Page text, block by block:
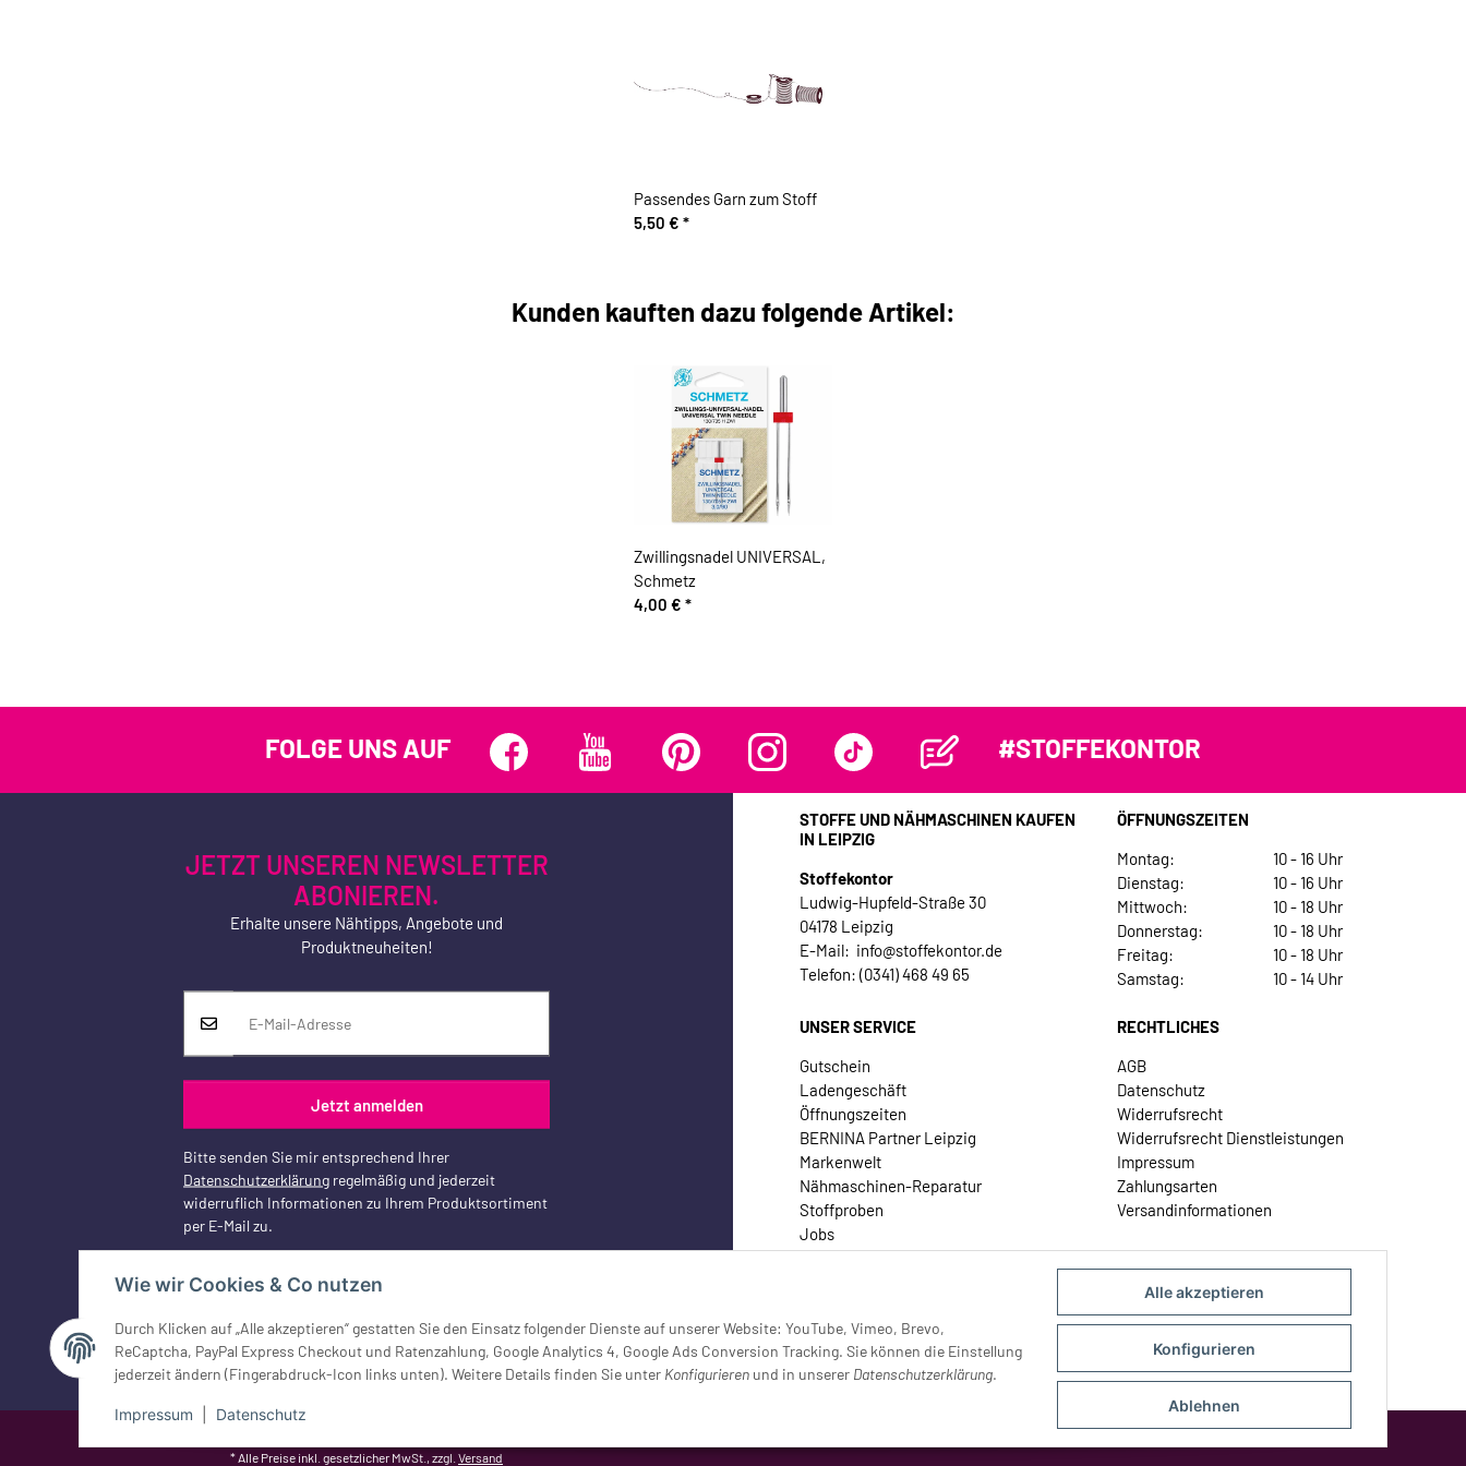
Alle akzeptieren
Konfigurieren
Ablehnen
Wie wir Cookies & Co nutzen
Durch Klicken auf „Alle akzeptieren“ gestatten Sie den Einsatz folgender Dienste auf unserer Website: YouTube, Vimeo, Brevo,
ReCaptcha, PayPal Express Checkout und Ratenzahlung, Google Analytics 4, Google Ads Conversion Tracking. Sie können die Einstellung
jederzeit ändern (Fingerabdruck-Icon links unten). Weitere Details finden Sie unter Konfigurieren und in unserer Datenschutzerklärung.
Impressum Datenschutz
Passendes Garn zum Stoff
5,50 € *
Kunden kauften dazu folgende Artikel:
Zwillingsnadel UNIVERSAL,
Schmetz
4,00 € *
FOLGE UNS AUF #STOFFEKONTOR
JETZT UNSEREN NEWSLETTER
ABONIEREN.
Erhalte unsere Nähtipps, Angebote und
Produktneuheiten!
Jetzt anmelden
Bitte senden Sie mir entsprechend Ihrer
Datenschutzerklärung regelmäßig und jederzeit
widerruflich Informationen zu Ihrem Produktsortiment
per E-Mail zu.
Vertrag widerrufen
STOFFE UND NÄHMASCHINEN KAUFEN
IN LEIPZIG
Stoffekontor
Ludwig-Hupfeld-Straße 30
04178 Leipzig
E-Mail: info@stoffekontor.de
Telefon: (0341) 468 49 65
ÖFFNUNGSZEITEN
Montag:
10 - 16 Uhr
Dienstag:
10 - 16 Uhr
Mittwoch:
10 - 18 Uhr
Donnerstag:
10 - 18 Uhr
Freitag:
10 - 18 Uhr
Samstag:
10 - 14 Uhr
UNSER SERVICE
Gutschein
Ladengeschäft
Öffnungszeiten
BERNINA Partner Leipzig
Markenwelt
Nähmaschinen-Reparatur
Stoffproben
Jobs
Kontakt
RECHTLICHES
AGB
Datenschutz
Widerrufsrecht
Widerrufsrecht Dienstleistungen
Impressum
Zahlungsarten
Versandinformationen
* Alle Preise inkl. gesetzlicher MwSt., zzgl. Versand